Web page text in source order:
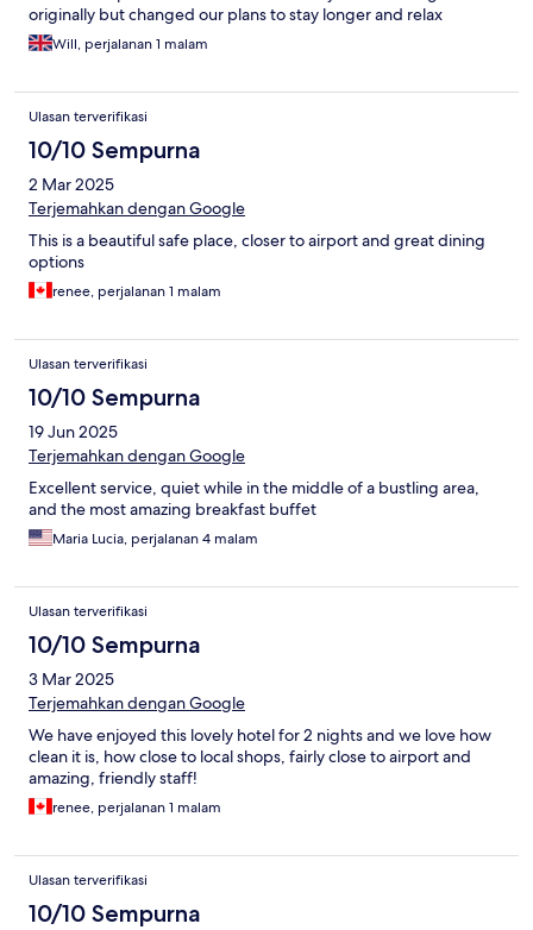
originally but changed our plans to stay longer and relax
Will, perjalanan 1 malam
Ulasan terverifikasi
10/10 Sempurna
2 Mar 2025
Terjemahkan dengan Google
This is a beautiful safe place, closer to airport and great dining
options
renee, perjalanan 1 malam
Ulasan terverifikasi
10/10 Sempurna
19 Jun 2025
Terjemahkan dengan Google
Excellent service, quiet while in the middle of a bustling area,
and the most amazing breakfast buffet
Maria Lucia, perjalanan 4 malam
Ulasan terverifikasi
10/10 Sempurna
3 Mar 2025
Terjemahkan dengan Google
We have enjoyed this lovely hotel for 2 nights and we love how
clean it is, how close to local shops, fairly close to airport and
amazing, friendly staff!
renee, perjalanan 1 malam
Ulasan terverifikasi
10/10 Sempurna